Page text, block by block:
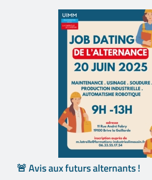
🚨 Avis aux futurs alternants !